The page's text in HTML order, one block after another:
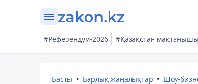
#Референдум-2026 #Қазақстан мақтанышы
Басты Барлық жаңалықтар Шоу-